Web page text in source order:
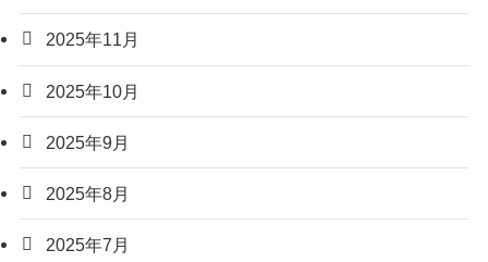
2025年11月
2025年10月
2025年9月
2025年8月
2025年7月